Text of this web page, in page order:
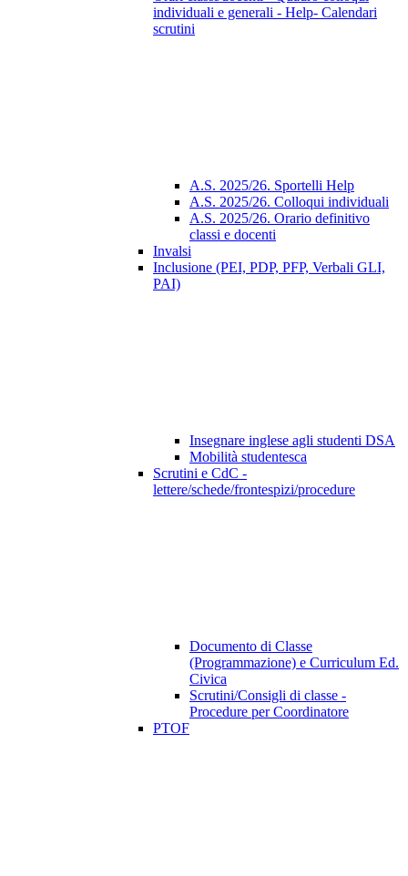
individuali e generali - Help- Calendari
scrutini
A.S. 2025/26. Sportelli Help
A.S. 2025/26. Colloqui individuali
A.S. 2025/26. Orario definitivo
classi e docenti
Invalsi
Inclusione (PEI, PDP, PFP, Verbali GLI,
PAI)
Insegnare inglese agli studenti DSA
Mobilità studentesca
Scrutini e CdC -
lettere/schede/frontespizi/procedure
Documento di Classe
(Programmazione) e Curriculum Ed.
Civica
Scrutini/Consigli di classe -
Procedure per Coordinatore
PTOF